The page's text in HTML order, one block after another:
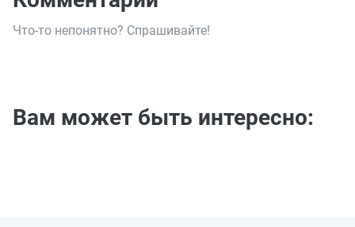
Что-то непонятно? Спрашивайте!
Вам может быть интересно: